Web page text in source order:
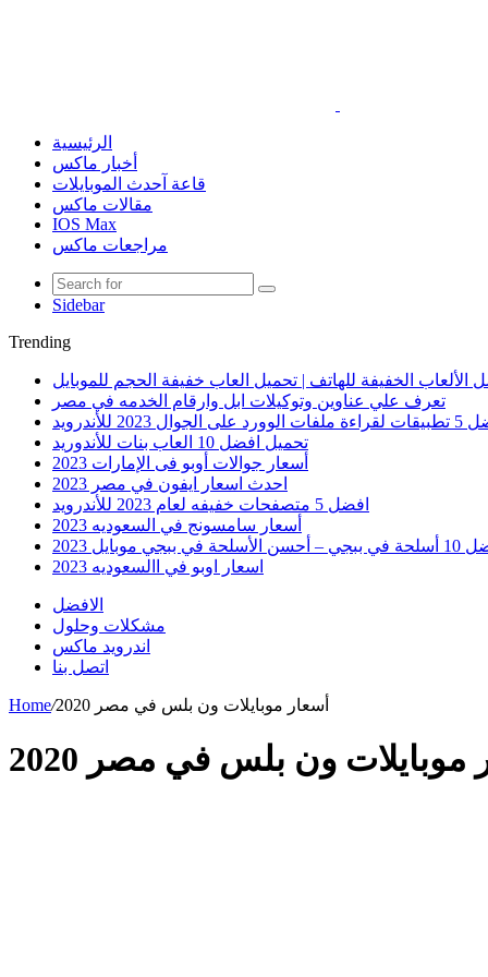
الرئيسية
أخبار ماكس
قاعة آحدث الموبايلات
مقالات ماكس
IOS Max
مراجعات ماكس
Sidebar
Trending
الألعاب الخفيفة للهاتف | تحميل العاب خفيفة الحجم للموبايل
تعرف علي عناوين وتوكيلات ابل وارقام الخدمه في مصر
على الجوال 2023 للأندرويد
تحميل افضل 10 العاب بنات للأندوريد
أسعار جوالات أوبو فى الإمارات 2023
احدث اسعار ايفون في مصر 2023
افضل 5 متصفحات خفيفه لعام 2023 للأندرويد
أسعار سامسونج في السعوديه 2023
الأسلحة في ببجي موبايل 2023
اسعار اوبو في االسعوديه 2023
الافضل
مشكلات وحلول
اندرويد ماكس
اتصل بنا
Home/ أسعار موبايلات ون بلس في مصر 2020
موبايلات ون بلس في مصر 2020